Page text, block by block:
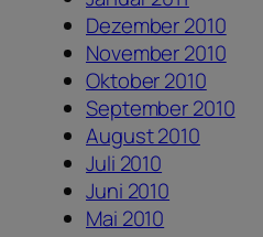
Dezember 2010
November 2010
Oktober 2010
September 2010
August 2010
Juli 2010
Juni 2010
Mai 2010